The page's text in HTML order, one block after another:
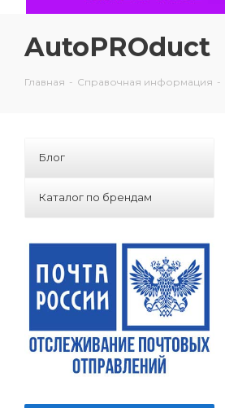
AutoPROduct
Главная - Справочная информация -
Блог
Каталог по брендам